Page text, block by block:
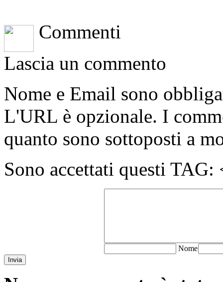
Commenti
Lascia un commento
Nome e Email sono
L'URL è opzionale. I
quanto sono sottoposti a
Sono accettati questi
Nome
Invia